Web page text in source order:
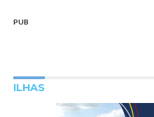
PUB
ILHAS